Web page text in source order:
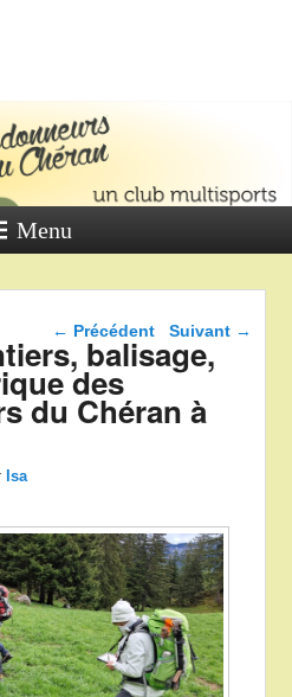
DU
Un club multi sports
Menu
Navigation dans les
articles
← Précédent Suivant →
balisage,
des
du Chéran à
Isa